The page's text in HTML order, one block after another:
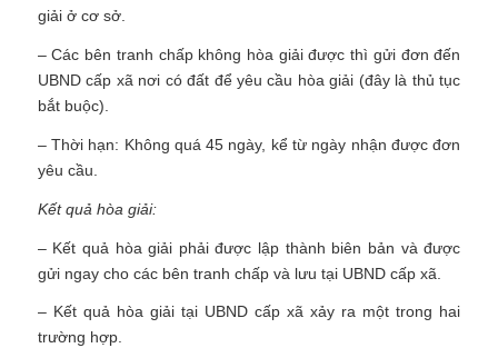
giải ở cơ sở.
– Các bên tranh chấp không hòa giải được thì gửi đơn đến
UBND cấp xã nơi có đất để yêu cầu hòa giải (đây là thủ tục
bắt buộc).
– Thời hạn: Không quá 45 ngày, kể từ ngày nhận được đơn
yêu cầu.
Kết quả hòa giải:
– Kết quả hòa giải phải được lập thành biên bản và được
gửi ngay cho các bên tranh chấp và lưu tại UBND cấp xã.
– Kết quả hòa giải tại UBND cấp xã xảy ra một trong hai
trường hợp.